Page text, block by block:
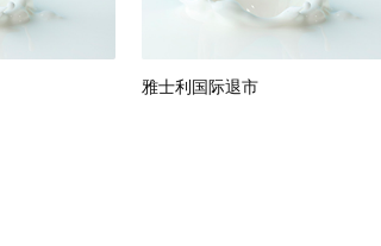
雅士利国际退市